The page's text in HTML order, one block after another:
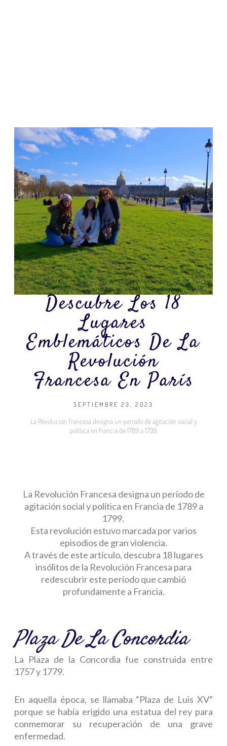
Descubre Los 18
Lugares
Emblemáticos De La
Revolución
Francesa En París
SEPTIEMBRE 23, 2023
La Revolución Francesa designa un período de agitación social y
política en Francia de 1789 a 1799.
La Revolución Francesa designa un período de
agitación social y política en Francia de 1789 a
1799.
Esta revolución estuvo marcada por varios
episodios de gran violencia.
A través de este artículo, descubra 18 lugares
insólitos de la Revolución Francesa para
redescubrir este período que cambió
profundamente a Francia.
Plaza De La Concordia
La Plaza de la Concordia fue construida entre
1757 y 1779.
En aquella época, se llamaba “Plaza de Luis XV”
porque se había erigido una estatua del rey para
conmemorar su recuperación de una grave
enfermedad.